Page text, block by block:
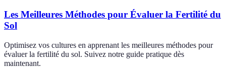
Les Meilleures Méthodes pour Évaluer la Fertilité du
Sol
Optimisez vos cultures en apprenant les meilleures méthodes pour
évaluer la fertilité du sol. Suivez notre guide pratique dès
maintenant.